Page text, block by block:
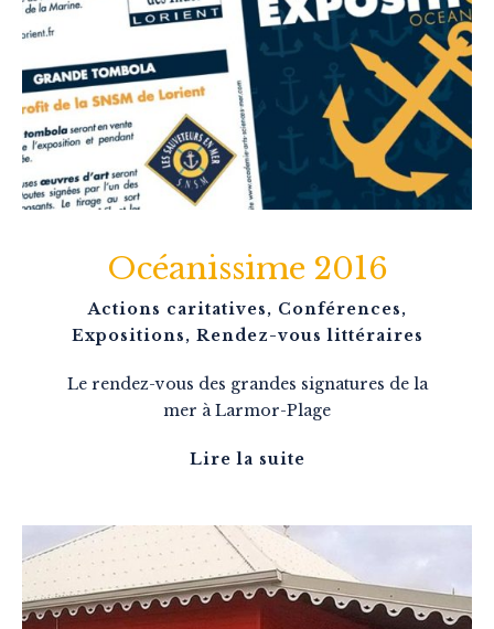
Océanissime 2016
Actions caritatives, Conférences,
Expositions, Rendez-vous littéraires
Le rendez-vous des grandes signatures de la
mer à Larmor-Plage
Lire la suite